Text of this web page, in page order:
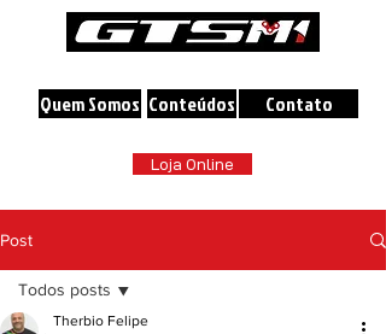
Quem Somos Conteúdos Contato
Loja Online
Post
Todos posts
Therbio Felipe